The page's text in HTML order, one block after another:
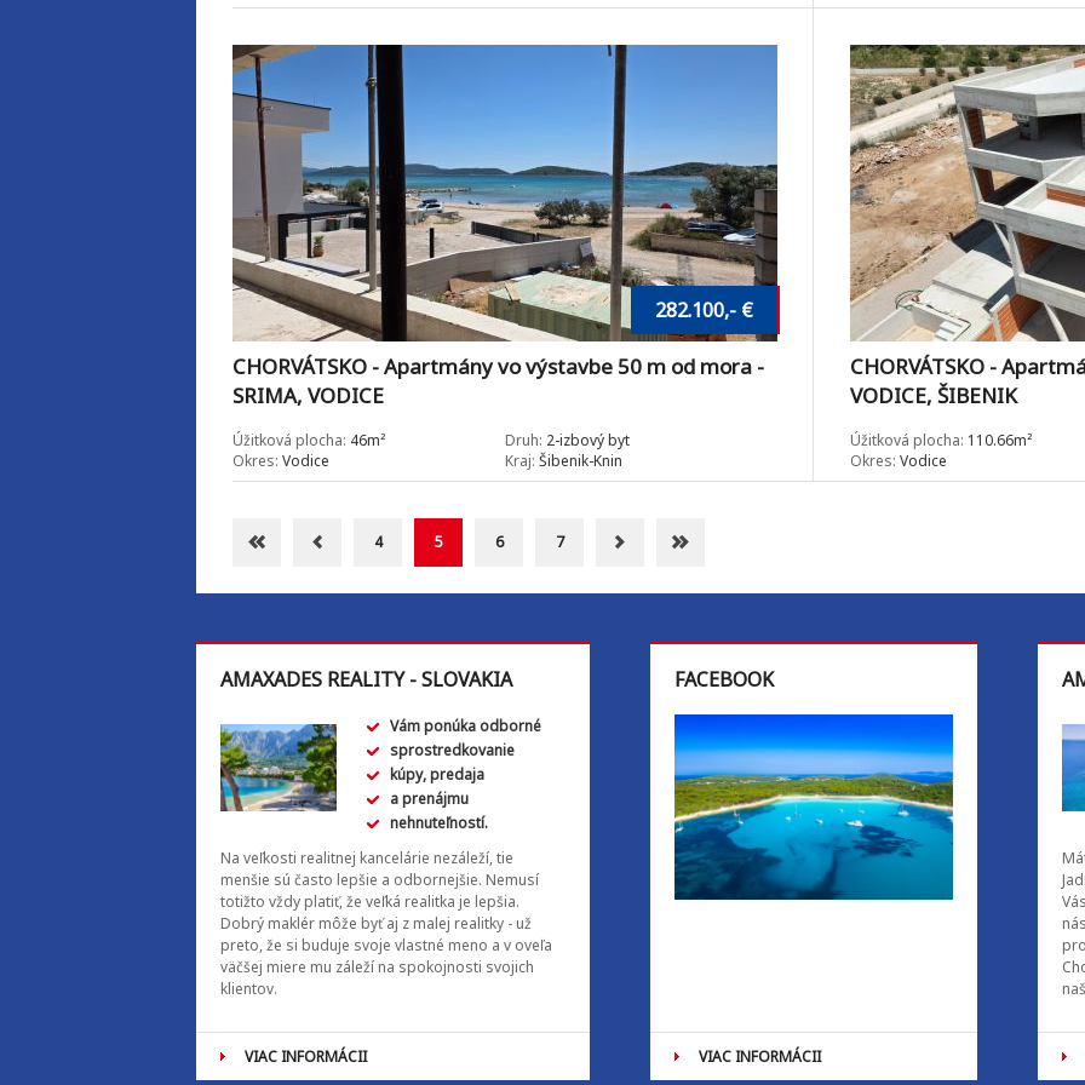
CHORVÁTSKO - Apartmány vo výstavbe 50 m od mora -
SRIMA, VODICE
282.100,- €
Úžitková plocha: 46m² Druh: 2-izbový byt
Okres: Vodice Kraj: Šibenik-Knin
CHORVÁTSKO -
VODICE, ŠIBENIK
Úžitková plocha: 110.66m²
Okres: Vodice
4 5 6 7
AMAXADES REALITY - SLOVAKIA
Vám ponúka odborné
sprostredkovanie
kúpy, predaja
a prenájmu
nehnuteľností.
Na veľkosti realitnej kancelárie nezáleží, tie
menšie sú často lepšie a odbornejšie. Nemusí
totižto vždy platiť, že veľká realitka je lepšia.
Dobrý maklér môže byť aj z malej realitky - už
preto, že si buduje svoje vlastné meno a v oveľa
väčšej miere mu záleží na spokojnosti svojich
klientov.
VIAC INFORMÁCII
FACEBOOK
VIAC INFORMÁCII